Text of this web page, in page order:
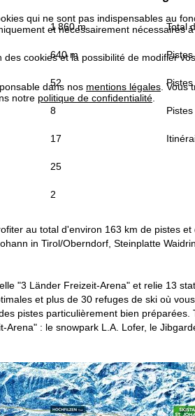
qui ne sont pas indispensables au
et nécessairement nécessaires
cookies et la possibilité de modifier
dans nos mentions légales. Vous
notre politique de confidentialité.
1 860 m Total
640 m Pistes
52 Pistes
8 Pistes
17
25
2
au total d'environ 163 km de pistes
in Tirol/Oberndorf, Steinplatte
"3 Länder Freizeit-Arena" et relie 13
et plus de 30 refuges de ski où
pistes particulièrement bien
: le snowpark L.A. Lofer, le